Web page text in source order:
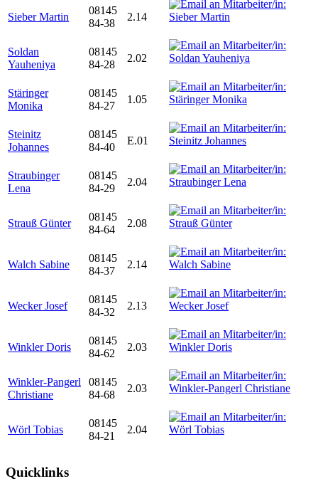
Sieber Martin
08145
84-38
2.14
Soldan
Yauheniya
08145
84-28
2.02
Stäringer
Monika
08145
84-27
1.05
Steinitz
Johannes
08145
84-40
E.01
Straubinger
Lena
08145
84-29
2.04
Strauß Günter
08145
84-64
2.08
Walch Sabine
08145
84-37
2.14
Wecker Josef
08145
84-32
2.13
Winkler Doris
08145
84-62
2.03
Winkler-Pangerl
Christiane
08145
84-68
2.03
Wörl Tobias
08145
84-21
2.04
Quicklinks